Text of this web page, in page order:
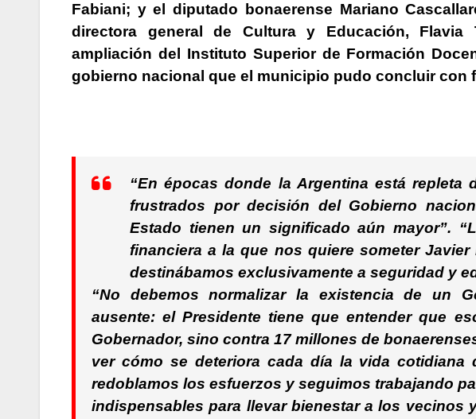
Fabiani; y el diputado bonaerense Mariano
directora general de Cultura y Educación, Flavia
ampliación del Instituto Superior de Formación
gobierno nacional que el municipio pudo concluir con
“En épocas donde la Argentina está repleta
frustrados por decisión del Gobierno
Estado tienen un significado aún mayor”.
financiera a la que nos quiere someter
destinábamos exclusivamente a seguridad y
“No debemos normalizar la existencia de un
ausente: el Presidente tiene que entender que
Gobernador, sino contra 17 millones de
ver cómo se deteriora cada día la vida cotidiana
redoblamos los esfuerzos y seguimos trabajando
indispensables para llevar bienestar a los vecinos